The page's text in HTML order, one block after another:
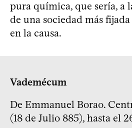
pura química, que sería, a
de una sociedad más
en la causa.
Vademécum
De Emmanuel Borao.
(18 de Julio 885), hasta el